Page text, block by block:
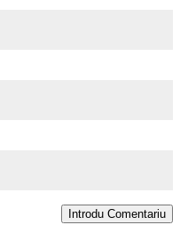
Introdu Comentariu